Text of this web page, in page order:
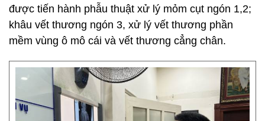
được tiến hành phẫu thuật xử lý mỏm cụt ngón 1,2;
khâu vết thương ngón 3, xử lý vết thương phần
mềm vùng ô mô cái và vết thương cẳng chân.